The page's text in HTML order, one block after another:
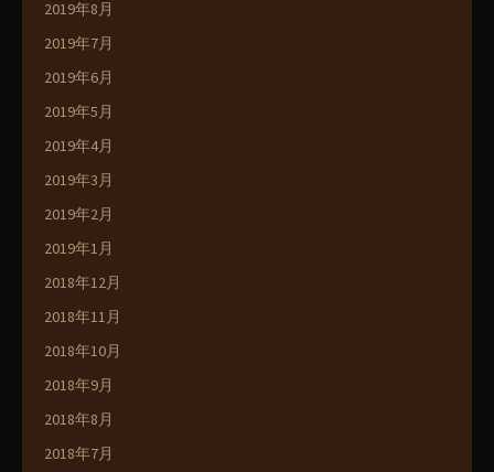
2019年8月
2019年7月
2019年6月
2019年5月
2019年4月
2019年3月
2019年2月
2019年1月
2018年12月
2018年11月
2018年10月
2018年9月
2018年8月
2018年7月